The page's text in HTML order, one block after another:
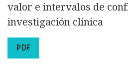
valor e intervalos de
investigación clínica
PDF